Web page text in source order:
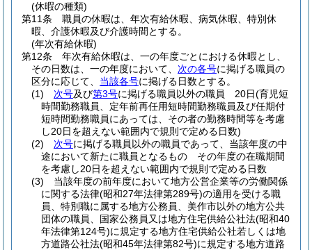
(休暇の種類)
第11条
職員の休暇は、年次有給休暇、病気休暇、特別休
暇、介護休暇及び介護時間とする。
(年次有給休暇)
第12条
年次有給休暇は、一の年度ごとにおける休暇とし、
その日数は、一の年度において、 次の各号に掲げる職員の
区分に応じて、 当該各号に掲げる日数とする。
(1)
次号及び第3号に掲げる職員以外の職員 20日(育児短
時間勤務職員、定年前再任用短時間勤務職員及び任期付
短時間勤務職員にあっては、その者の勤務時間等を考慮
し20日を超えない範囲内で規則で定める日数)
(2)
次号に掲げる職員以外の職員であって、当該年度の中
途において新たに職員となるもの その年度の在職期間
を考慮し20日を超えない範囲内で規則で定める日数
(3)
当該年度の前年度において地方公営企業等の労働関係
に関する法律(昭和27年法律第289号)の適用を受ける職
員、特別職に属する地方公務員、美作市以外の地方公共
団体の職員、国家公務員又は地方住宅供給公社法(昭和40
年法律第124号)に規定する地方住宅供給公社若しくは地
方道路公社法(昭和45年法律第82号)に規定する地方道路